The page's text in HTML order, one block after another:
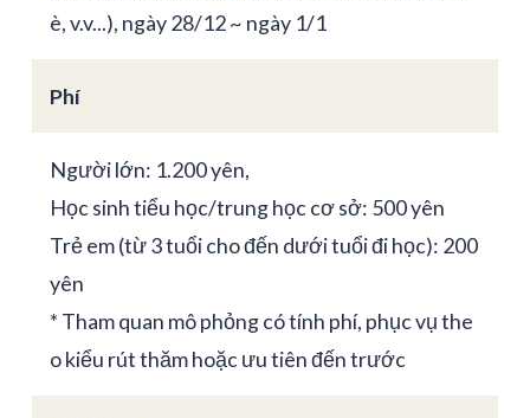
è, v.v...), ngày 28/12 ~ ngày 1/1
Phí
Người lớn: 1.200 yên,
Học sinh tiểu học/trung học cơ sở: 500 yên
Trẻ em (từ 3 tuổi cho đến dưới tuổi đi học): 200
yên
* Tham quan mô phỏng có tính phí, phục vụ the
o kiểu rút thăm hoặc ưu tiên đến trước